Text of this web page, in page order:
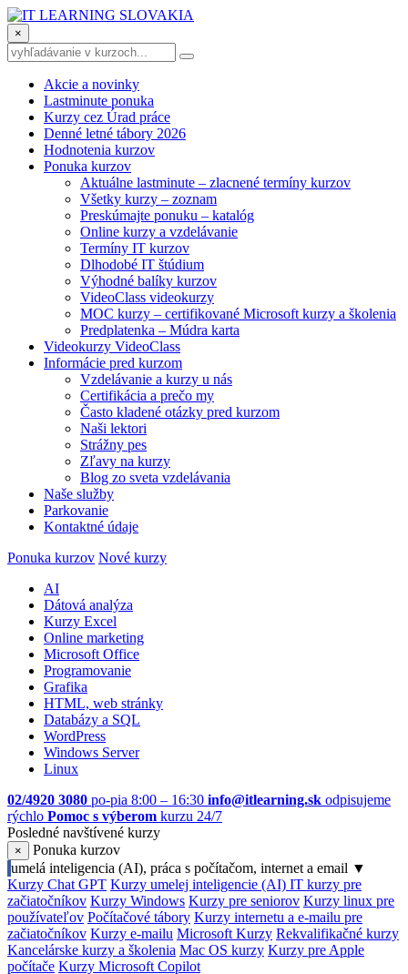
×
Akcie a novinky
Lastminute ponuka
Kurzy cez Úrad práce
Denné letné tábory 2026
Hodnotenia kurzov
Ponuka kurzov
Aktuálne lastminute – zlacnené termíny kurzov
Všetky kurzy – zoznam
Preskúmajte ponuku – katalóg
Online kurzy a vzdelávanie
Termíny IT kurzov
Dlhodobé IT štúdium
Výhodné balíky kurzov
VideoClass videokurzy
MOC kurzy – certifikované Microsoft kurzy a školenia
Predplatenka – Múdra karta
Videokurzy VideoClass
Informácie pred kurzom
Vzdelávanie a kurzy u nás
Certifikácia a prečo my
Často kladené otázky pred kurzom
Naši lektori
Strážny pes
Zľavy na kurzy
Blog zo sveta vzdelávania
Naše služby
Parkovanie
Kontaktné údaje
Ponuka kurzov Nové kurzy
AI
Dátová analýza
Kurzy Excel
Online marketing
Microsoft Office
Programovanie
Grafika
HTML, web stránky
Databázy a SQL
WordPress
Windows Server
Linux
02/4920 3080 po-pia 8:00 – 16:30 info@itlearning.sk odpisujeme
rýchlo Pomoc s výberom kurzu 24/7
Posledné navštívené kurzy
×
Ponuka kurzov
umelá inteligencia (AI), práca s počítačom, internet a email ▼
Kurzy Chat GPT Kurzy umelej inteligencie (AI) IT kurzy pre
začiatočníkov Kurzy Windows Kurzy pre seniorov Kurzy linux pre
používateľov Počítačové tábory Kurzy internetu a e-mailu pre
začiatočníkov Kurzy e-mailu Microsoft Kurzy Rekvalifikačné kurzy
Kancelárske kurzy a školenia Mac OS kurzy Kurzy pre Apple
počítače Kurzy Microsoft Copilot